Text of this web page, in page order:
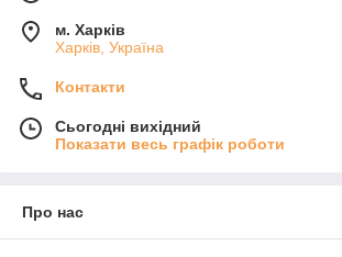
м. Харків
Харків, Україна
Контакти
Сьогодні вихідний
Показати весь графік роботи
Про нас